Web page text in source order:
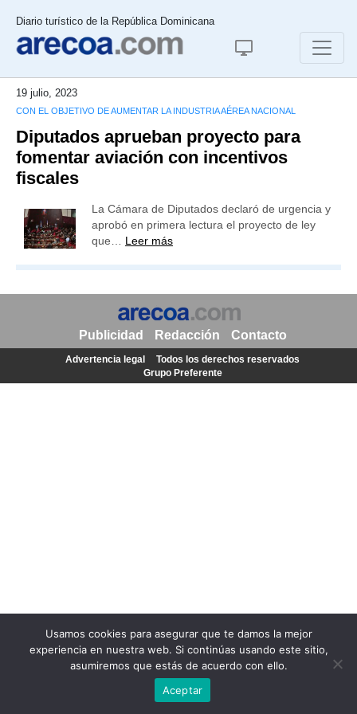
Diario turístico de la República Dominicana
19 julio, 2023
CON EL OBJETIVO DE AUMENTAR LA INDUSTRIA AÉREA NACIONAL
Diputados aprueban proyecto para
fomentar aviación con incentivos
fiscales
La Cámara de Diputados declaró de urgencia y
aprobó en primera lectura el proyecto de ley
que… Leer más
Usamos cookies para asegurar que te damos la mejor
experiencia en nuestra web. Si continúas usando este sitio,
asumiremos que estás de acuerdo con ello.
Aceptar
Publicidad Redacción Contacto
Advertencia legal
Todos los derechos reservados
Grupo Preferente